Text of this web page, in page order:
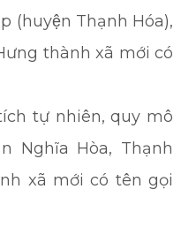
(huyện Thạnh Hóa),
thành xã mới có
tự nhiên, quy mô
Nghĩa Hòa, Thạnh
xã mới có tên gọi